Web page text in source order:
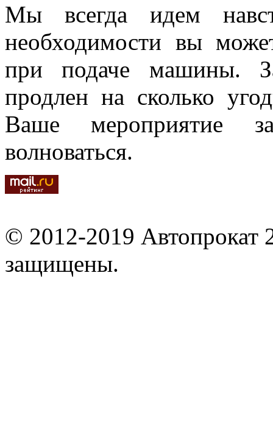
Мы всегда идем
необходимости вы
при подаче машины.
продлен на сколько
Ваше мероприятие
волноваться.
© 2012-2019 Автопрокат
защищены.